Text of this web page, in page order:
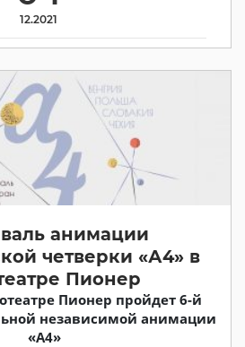
12.2021
анимации
четверки «А4» в
Пионер
Пионер пройдет 6-й
независимой анимации
«А4»